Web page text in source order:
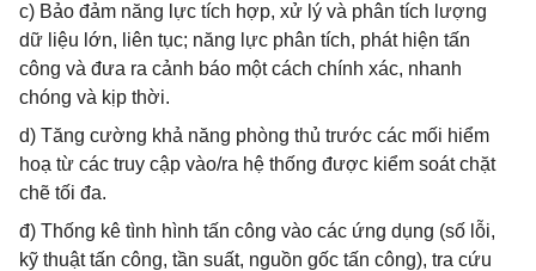
c) Bảo đảm năng lực tích hợp, xử lý và phân tích lượng
dữ liệu lớn, liên tục; năng lực phân tích, phát hiện tấn
công và đưa ra cảnh báo một cách chính xác, nhanh
chóng và kịp thời.
d) Tăng cường khả năng phòng thủ trước các mối hiểm
hoạ từ các truy cập vào/ra hệ thống được kiểm soát chặt
chẽ tối đa.
đ) Thống kê tình hình tấn công vào các ứng dụng (số lỗi,
kỹ thuật tấn công, tần suất, nguồn gốc tấn công), tra cứu